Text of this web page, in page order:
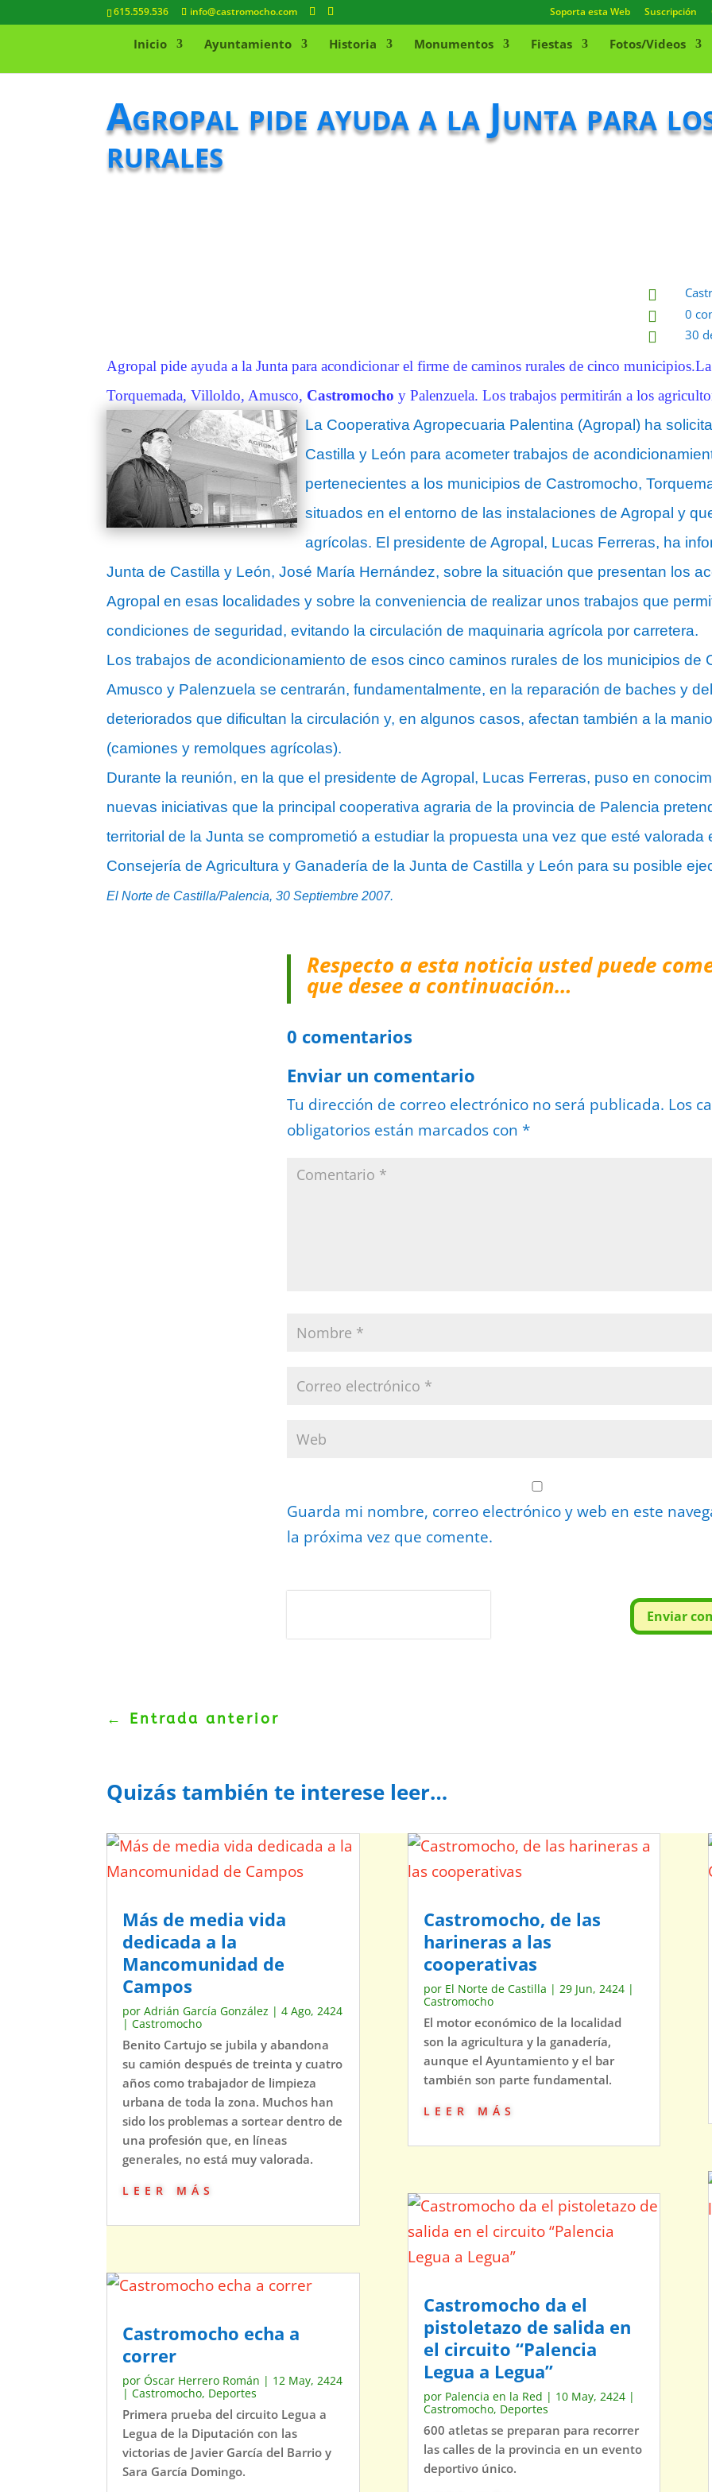
615.559.536 info@castromocho.com Soporta esta Web Suscripción
Inicio Ayuntamiento Historia Monumentos Fiestas Fotos/Videos
Agropal pide ayuda a la Junta para
rurales

 0
 30
Agropal pide ayuda a la Junta para acondicionar el firme de caminos rurales de cinco municipios.La
Torquemada, Villoldo, Amusco, Castromocho y Palenzuela. Los trabajos permitirán a los
La Cooperativa Agropecuaria Palentina (Agropal) ha
Castilla y León para acometer trabajos de
pertenecientes a los municipios de Castromocho,
situados en el entorno de las instalaciones de Agropal y
agrícolas. El presidente de Agropal, Lucas Ferreras, ha
Junta de Castilla y León, José María Hernández, sobre la situación que presentan los
Agropal en esas localidades y sobre la conveniencia de realizar unos trabajos que
condiciones de seguridad, evitando la circulación de maquinaria agrícola por carretera.
Los trabajos de acondicionamiento de esos cinco caminos rurales de los municipios de
Amusco y Palenzuela se centrarán, fundamentalmente, en la reparación de baches y
deteriorados que dificultan la circulación y, en algunos casos, afectan también a la
(camiones y remolques agrícolas).
Durante la reunión, en la que el presidente de Agropal, Lucas Ferreras, puso en
nuevas iniciativas que la principal cooperativa agraria de la provincia de Palencia
territorial de la Junta se comprometió a estudiar la propuesta una vez que esté
Consejería de Agricultura y Ganadería de la Junta de Castilla y León para su posible
El Norte de Castilla/Palencia, 30 Septiembre 2007.
Respecto a esta noticia usted puede
que desee a continuación…
0 comentarios
Enviar un comentario
Tu dirección de correo electrónico no será publicada. Los
obligatorios están marcados con *
Guarda mi nombre, correo electrónico y web en este
la próxima vez que comente.
Enviar
← Entrada anterior
Quizás también te interese leer…
Más de media vida
dedicada a la
Mancomunidad de
Campos
porAdrián García González |4 Ago, 2424
|Castromocho
Benito Cartujo se jubila y abandona
su camión después de treinta y cuatro
años como trabajador de limpieza
urbana de toda la zona. Muchos han
sido los problemas a sortear dentro de
una profesión que, en líneas
generales, no está muy valorada.
leer más
Castromocho echa a
correr
porÓscar Herrero Román | 12 May, 2424
|Castromocho, Deportes
Primera prueba del circuito Legua a
Legua de la Diputación con las
victorias de Javier García del Barrio y
Sara García Domingo.
Castromocho, de las
harineras a las
cooperativas
por El Norte de Castilla | 29 Jun, 2424|
Castromocho
El motor económico de la localidad
son la agricultura y la ganadería,
aunque el Ayuntamiento y el bar
también son parte fundamental.
leer más
Castromocho da el
pistoletazo de salida en
el circuito “Palencia
Legua a Legua”
por Palencia en la Red | 10 May, 2424|
Castromocho, Deportes
600 atletas se preparan para recorrer
las calles de la provincia en un evento
deportivo único.